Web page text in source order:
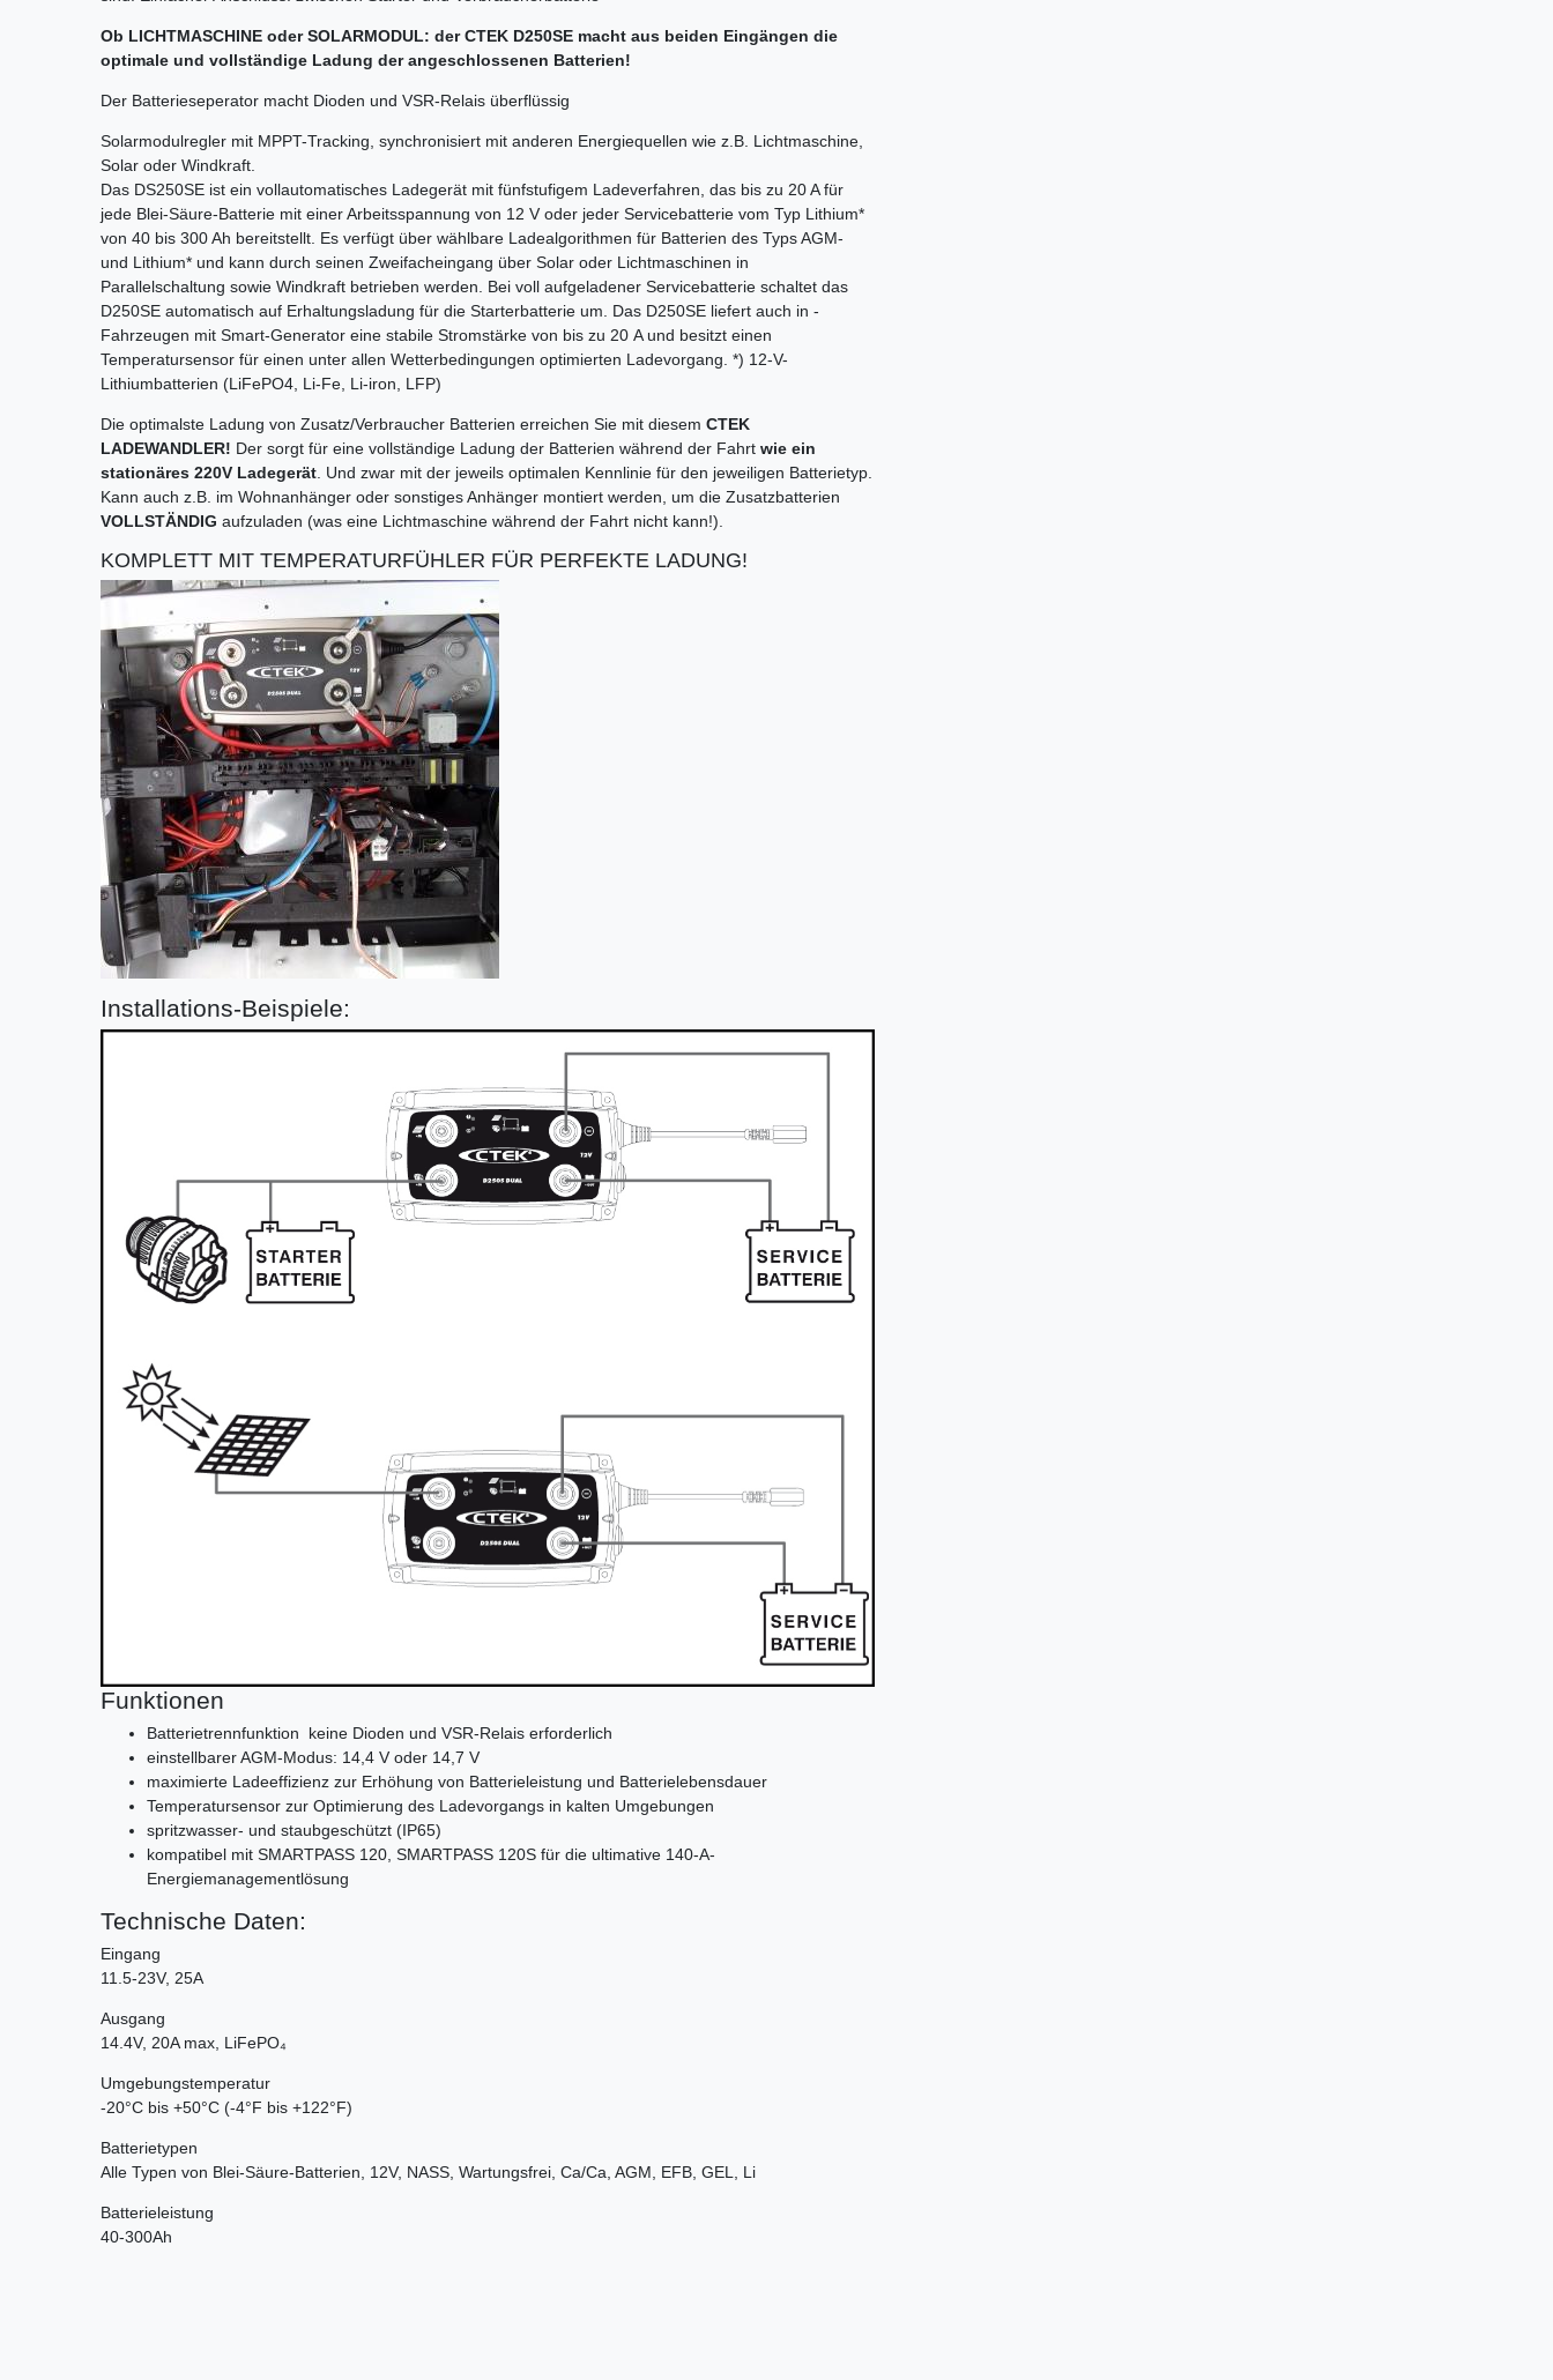
Ob LICHTMASCHINE oder SOLARMODUL: der CTEK D250SE macht aus beiden Eingängen die
optimale und vollständige Ladung der angeschlossenen Batterien!
Der Batterieseperator macht Dioden und VSR-Relais überflüssig
Solarmodulregler mit MPPT-Tracking, synchronisiert mit anderen Energiequellen wie z.B. Lichtmaschine,
Solar oder Windkraft.
Das DS250SE ist ein vollautomatisches Ladegerät mit fünfstufigem Ladeverfahren, das bis zu 20 A für
jede Blei-Säure-Batterie mit einer Arbeitsspannung von 12 V oder jeder Servicebatterie vom Typ Lithium*
von 40 bis 300 Ah bereitstellt. Es verfügt über ­wählbare ­Ladealgorithmen für ­Batterien des Typs AGM-
und Lithium* und kann durch seinen ­Zweifacheingang über Solar oder ­Lichtmaschinen in
Parallelschaltung sowie Windkraft betrieben werden. Bei voll ­aufgeladener ­Servicebatterie schaltet das
D250SE automatisch auf Erhaltungsladung für die ­Starterbatterie um. Das D250SE liefert auch in ­
Fahrzeugen mit Smart-­Generator eine stabile Stromstärke von bis zu 20 A und besitzt einen
Temperatursensor für einen unter allen ­Wetterbedingungen optimierten Ladevorgang. *) 12-V-
Lithiumbatterien (LiFePO4, Li-Fe, Li-iron, LFP)
Die optimalste Ladung von Zusatz/Verbraucher Batterien erreichen Sie mit diesem CTEK
LADEWANDLER! Der sorgt für eine vollständige Ladung der Batterien während der Fahrt wie ein
stationäres 220V Ladegerät . Und zwar mit der jeweils optimalen Kennlinie für den jeweiligen Batterietyp.
Kann auch z.B. im Wohnanhänger oder sonstiges Anhänger montiert werden, um die Zusatzbatterien
VOLLSTÄNDIG aufzuladen (was eine Lichtmaschine während der Fahrt nicht kann!).
KOMPLETT MIT TEMPERATURFÜHLER FÜR PERFEKTE LADUNG!
Installations-Beispiele:
Funktionen
Batterietrennfunktion ­ keine Dioden und VSR-Relais erforderlich
einstellbarer AGM-Modus: 14,4 V oder 14,7 V
maximierte Ladeeffizienz zur Erhöhung von Batterieleistung und Batterielebensdauer
Temperatursensor zur Optimierung des Ladevorgangs in kalten Umgebungen
spritzwasser- und staubgeschützt (IP65)
kompatibel mit SMARTPASS 120, SMARTPASS 120S für die ultimative 140-A-
Energiemanagementlösung
Technische Daten:
Eingang
11.5-23V, 25A
Ausgang
14.4V, 20A max, LiFePO₄
Umgebungstemperatur
-20°C bis +50°C (-4°F bis +122°F)
Batterietypen
Alle Typen von Blei-Säure-Batterien, 12V, NASS, Wartungsfrei, Ca/Ca, AGM, EFB, GEL, Li
Batterieleistung
40-300Ah